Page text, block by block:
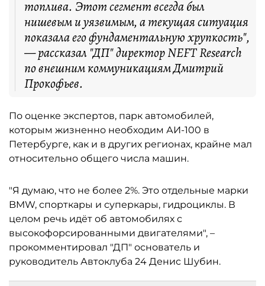
топлива. Этот сегмент всегда был
нишевым и уязвимым, а текущая ситуация
показала его фундаментальную хрупкость",
— рассказал "ДП" директор NEFT Research
по внешним коммуникациям Дмитрий
Прокофьев.
По оценке экспертов, парк автомобилей,
которым жизненно необходим АИ-100 в
Петербурге, как и в других регионах, крайне мал
относительно общего числа машин.
"Я думаю, что не более 2%. Это отдельные марки
BMW, спорткары и суперкары, гидроциклы. В
целом речь идёт об автомобилях с
высокофорсированными двигателями", –
прокомментировал "ДП" основатель и
руководитель Автоклуба 24 Денис Шубин.